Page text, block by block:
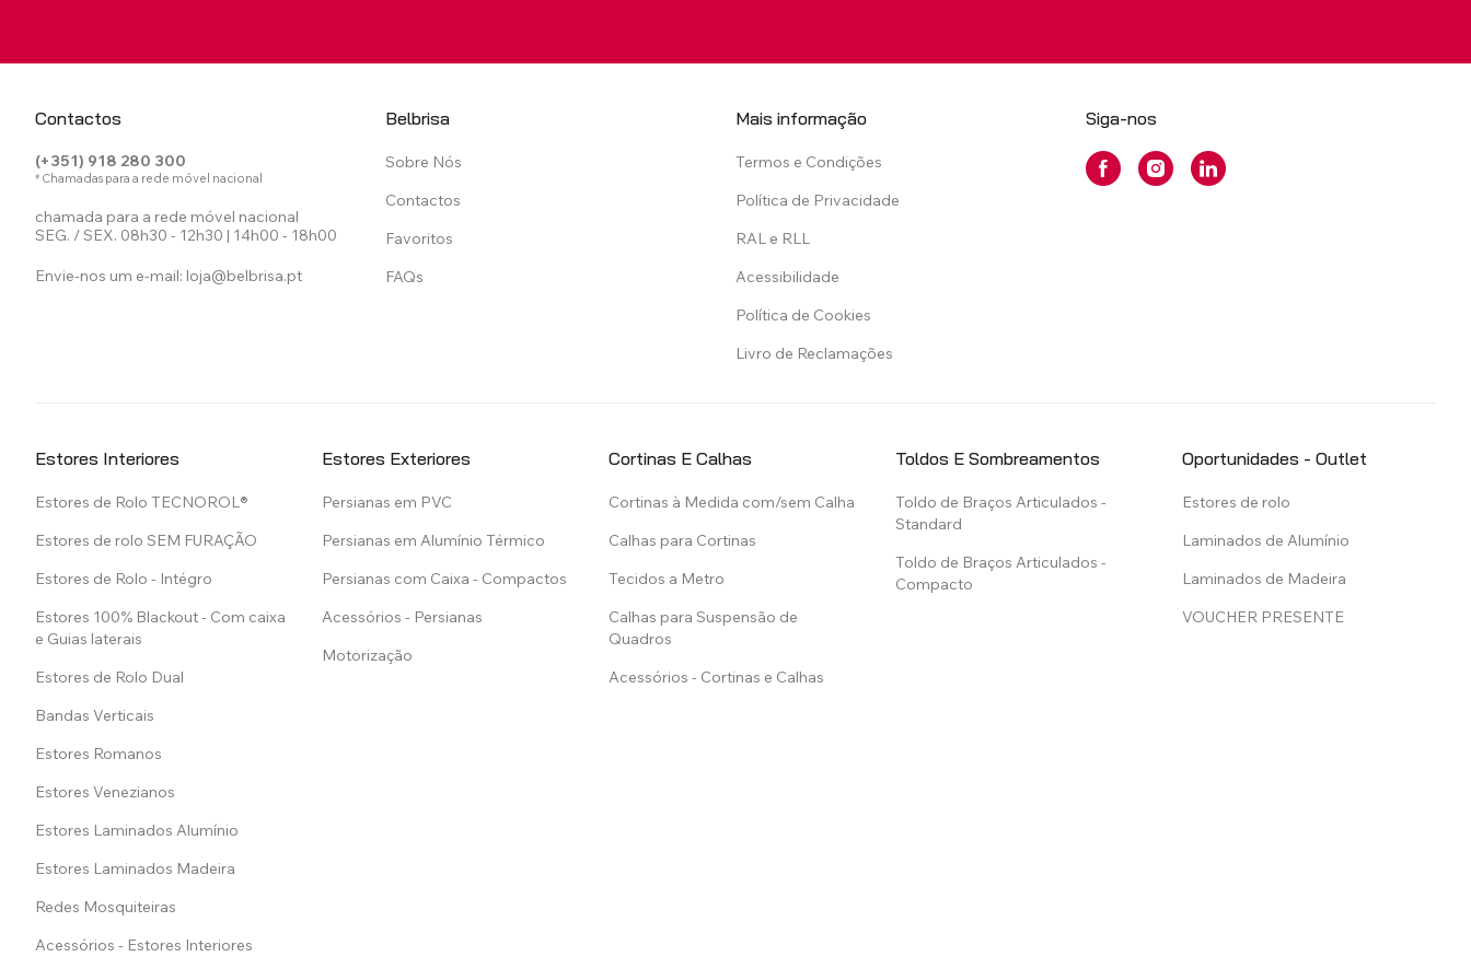
Contactos
(+351) 918 280 300
* Chamadas para a rede móvel nacional
chamada para a rede móvel nacional
SEG. / SEX. 08h30 - 12h30 | 14h00 - 18h00
Envie-nos um e-mail: loja@belbrisa.pt
Belbrisa
Sobre Nós
Contactos
Favoritos
FAQs
Mais informação
Termos e Condições
Política de Privacidade
RAL e RLL
Acessibilidade
Política de Cookies
Livro de Reclamações
Siga-nos
Estores Interiores
Estores de Rolo TECNOROL®
Estores de rolo SEM FURAÇÃO
Estores de Rolo - Intégro
Estores 100% Blackout - Com caixa
e Guias laterais
Estores de Rolo Dual
Bandas Verticais
Estores Romanos
Estores Venezianos
Estores Laminados Alumínio
Estores Laminados Madeira
Redes Mosquiteiras
Acessórios - Estores Interiores
Estores Exteriores
Persianas em PVC
Persianas em Alumínio Térmico
Persianas com Caixa - Compactos
Acessórios - Persianas
Motorização
Cortinas E Calhas
Cortinas à Medida com/sem Calha
Calhas para Cortinas
Tecidos a Metro
Calhas para Suspensão de
Quadros
Acessórios - Cortinas e Calhas
Toldos E Sombreamentos
Toldo de Braços Articulados -
Standard
Toldo de Braços Articulados -
Compacto
Oportunidades - Outlet
Estores de rolo
Laminados de Alumínio
Laminados de Madeira
VOUCHER PRESENTE